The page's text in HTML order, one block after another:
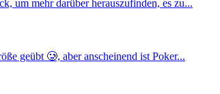
um mehr darüber herauszufinden, es zu...
geübt 🥲, aber anscheinend ist Poker...